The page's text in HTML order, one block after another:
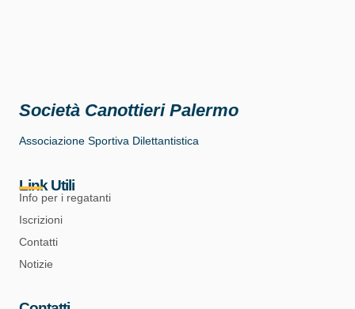
Società Canottieri Palermo
Associazione Sportiva Dilettantistica
Link Utili
Info per i regatanti
Iscrizioni
Contatti
Notizie